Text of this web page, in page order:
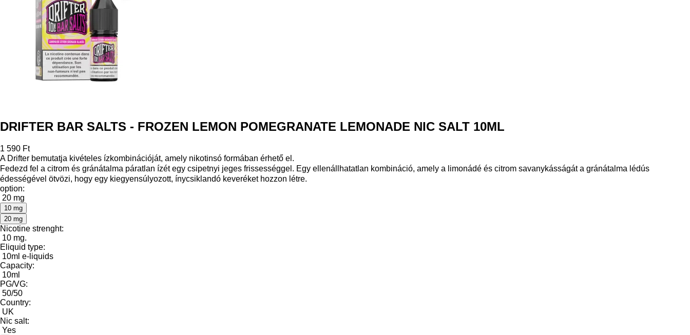
DRIFTER BAR SALTS - FROZEN LEMON POMEGRANATE LEMONADE NIC SALT 10ML
1 590 Ft
A Drifter bemutatja kivételes ízkombinációját, amely nikotinsó formában érhető el.
Fedezd fel a citrom és gránátalma páratlan ízét egy csipetnyi jeges frissességgel. Egy ellenállhatatlan kombináció, amely a limonádé és citrom savanykásságát a gránátalma lédús
édességével ötvözi, hogy egy kiegyensúlyozott, ínycsiklandó keveréket hozzon létre.
option:
20 mg
10 mg
20 mg
Nicotine strenght:
10 mg.
Eliquid type:
10ml e-liquids
Capacity:
10ml
PG/VG:
50/50
Country:
UK
Nic salt:
Yes